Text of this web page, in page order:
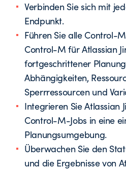
Verbinden Sie sich mit
Endpunkt.
Führen Sie alle Control-
Control-M für Atlassian
fortgeschrittener
Abhängigkeiten,
Sperrressourcen und
Integrieren Sie Atlassian
Control-M-Jobs in eine
Planungsumgebung.
Überwachen Sie den
und die Ergebnisse von